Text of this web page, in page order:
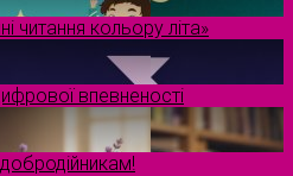
читання кольору літа»
впевненості